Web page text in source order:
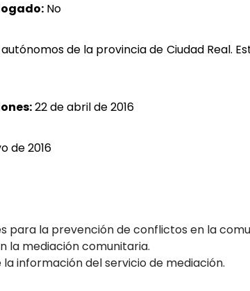
No
de la provincia de Ciudad Real.
22 de abril de 2016
de 2016
para la prevención de conflictos en la
la mediación comunitaria.
información del servicio de mediación.